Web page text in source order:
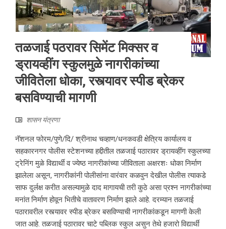
तळजाई पठरावर सिमेंट मिक्सर व
ड्रायव्हींग स्कुलमुळे नागरीकांच्या
जीवितेला धोका, रस्त्यावर स्पीड ब्रेकर
बसविण्याची मागणी
शासन यंत्रणा
नॅशनल फोरम/पुणे/दि/ श्रीनाथ चव्हाण/धनकवडी क्षेत्रिय कार्यालय व
सहकारनगर पोलीस स्टेशनच्या हद्दीतील तळजाई पठारावर ड्रायव्हींग स्कुलच्या
ट्रेनिंग मुळे विद्यार्थी व ज्येष्ठ नागरीकांच्या जीविताला अक्षरशः धोका निर्माण
झालेला असून, नागरीकांनी पोलीसांना वारंवार कळवुन देखील पोलीस त्याकडे
साफ दुर्लक्ष करीत असल्यामुळे दाद मागायची तरी कुठे असा प्रश्न नागरीकांच्या
मनांत निर्माण होवून भितीचे वातावरण निर्माण झाले आहे. दरम्यान तळजाई
पठारावरील रस्त्यावर स्पीड ब्रेकर बसविण्याची नागरीकांकडून मागणी केली
जात आहे. तळजाई पठारावर चाटे पब्लिक स्कुल असुन तेथे हजारो विद्यार्थी